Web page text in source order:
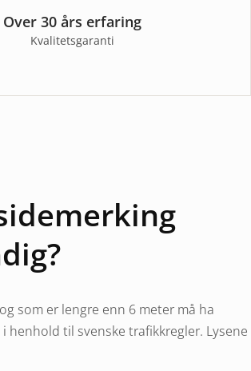
Over 30 års erfaring
Kvalitetsgaranti
som er lengre enn 6 meter må ha
henhold til svenske trafikkregler. Lysene
mm over bakken med